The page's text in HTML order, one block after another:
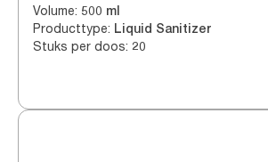
Volume: 500 ml
Producttype: Liquid Sanitizer
Stuks per doos: 20